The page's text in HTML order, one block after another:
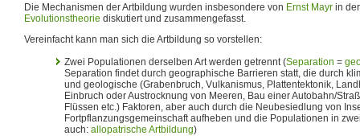
Die Mechanismen der Artbildung wurden insbesondere von Ernst Mayr in
Evolutionstheorie diskutiert und zusammengefasst.
Vereinfacht kann man sich die Artbildung so vorstellen:
Zwei Populationen derselben Art werden getrennt (Separation =
Separation findet durch geographische Barrieren statt, die durch
und geologische (Grabenbruch, Vulkanismus, Plattentektonik,
Einbruch oder Austrocknung von Meeren, Bau einer Autobahn/
Flüssen etc.) Faktoren, aber auch durch die Neubesiedlung von
Fortpflanzungsgemeinschaft aufheben und die Populationen in
auch: allopatrische Artbildung)